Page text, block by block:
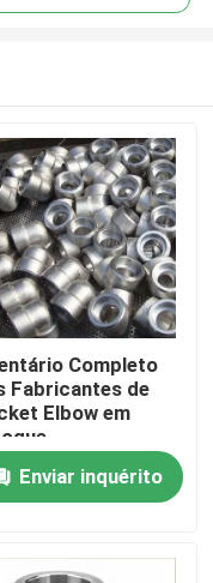
Completo
Fabricantes de
Elbow em
Enviar inquérito